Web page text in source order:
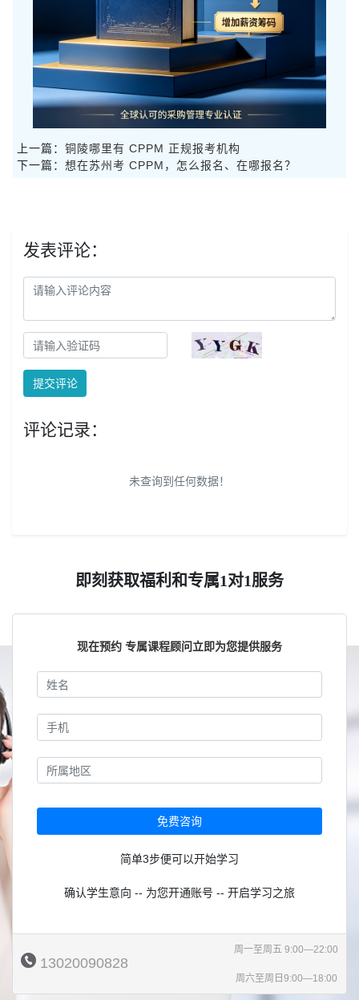
上一篇： 铜陵哪里有 CPPM 正规报考机构
下一篇： 想在苏州考 CPPM，怎么报名、在哪报名？
发表评论：
提交评论
评论记录：
未查询到任何数据！
即刻获取福利和专属1对1服务
现在预约 专属课程顾问立即为您提供服务
免费咨询
简单3步便可以开始学习
确认学生意向 -- 为您开通账号 -- 开启学习之旅
13020090828
周一至周五 9:00—22:00
周六至周日9:00—18:00